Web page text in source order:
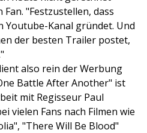
"Festzustellen, dass
Youtube-Kanal gründet. Und
der besten Trailer postet,
also rein der Werbung
Battle After Another" ist
mit Regisseur Paul
vielen Fans nach Filmen wie
"There Will Be Blood"